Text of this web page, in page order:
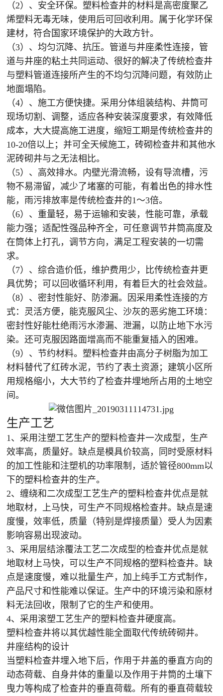
（2）、安全环保。塑料检查井的材料是高密度聚乙
烯塑料无毒无味，使用后可回收利用。属于化学环保
建材，符合国家环境保护的大政方针。
（3）、均匀沉降、抗压。管道与井座柔性连接，管
道与井座的粘土共同运动、很好的解决了传统检查井
与塑料管道连接所产生的不均匀沉降问题，有效防止
地面塌陷。
（4）、施工方便快捷。采用分体组装结构、井筒可
现场切割、调整，适应各种安装深度要求，有效降低
成本，大大提高施工进度，缩短工期是传统检查井的
10-20倍以上；并可全天候施工，砖砌检查井和其他水
泥砖砌井与之无法相比。
（5）、高效排水。内壁光滑流畅，设有导流槽，污
物不易滞留，减少了堵塞的可能，有着出色的排水性
能，雨污排放率是传统检查井的1～3倍。
（6）、重量轻，易于运输和安装，性能可靠，承载
能力强；适配性强品种齐全，可任意调节井筒高度及
在筒体上打孔，调节方向，满足工程安装的一切需
求。
（7）、综合造价低，维护费用少，比传统检查井更
具优势；可以回收循环利用，有着巨大的社会效益。
（8）、密封性能好、防渗漏。因采用柔性连接的方
式：灵活方便，能克服风尘、沙灰的恶劣施工环境：
密封性好能杜绝雨污水渗漏、泄漏，以防止地下水污
染。还可克服因路面增高而不能重复插入的困难。
（9）、节约材料。塑料检查井由高分子树脂为加工
材料替代了红砖水泥，节约了表土资源；建筑小区所
用规格缩小，大大节约了检查井埋地所占用的土地空
间。
生产工艺
1、采用注塑工艺生产的塑料检查井一次成型，生产
效率高，质量好。缺点是模具价较高，同时受原材料
的加工性能和注塑机的功率限制，适於管径800mm以
下的塑料检查井的生产。
2、缠绕和二次成型工艺生产的塑料检查井优点是就
地取材，上马快，可生产不同规格检查井。缺点是速
度慢，效率低，质量（特别是焊接质量）受人为因素
影响容易出现波动。
3、采用层结涂覆法工艺二次成型的检查井优点是就
地取材上马快，可以生产不同规格的塑料检查井。缺
点是速度慢，难以批量生产，加上纯手工方式制作，
产品尺寸和性能难以保证。生产中的环境污染和原材
料无法回收，限制了它的生产和使用。
4、采用滚塑工艺生产的塑料检查井硬度高。
塑料检查井将以其优越性能全面取代传统砖砌井。
井座结构的设计
当塑料检查井埋入地下后，作用于井盖的垂直方向的
动态荷载、自身井体的重量以及作用于井筒的土壤下
曳力等构成了检查井的垂直荷载。所有的垂直荷载较